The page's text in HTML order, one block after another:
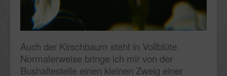
Auch der Kirschbaum steht in Vollblüte.
Normalerweise bringe ich mir von der
Bushaltestelle einen kleinen Zweig einer